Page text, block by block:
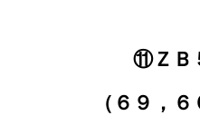
⑪ＺＢ
（６９，６